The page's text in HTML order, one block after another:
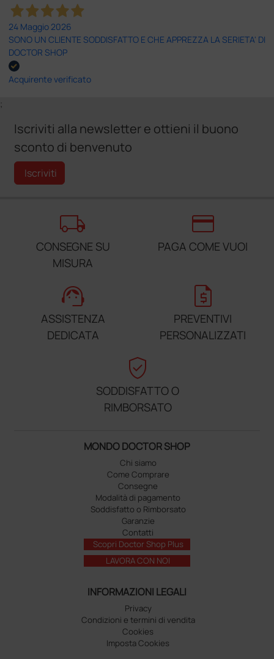
24 Maggio 2026
SONO UN CLIENTE SODDISFATTO E CHE APPREZZA LA SERIETA' DI
DOCTOR SHOP
Acquirente verificato
;
Iscriviti alla newsletter e ottieni il buono
sconto di benvenuto
Iscriviti
local_shipping
CONSEGNE SU
MISURA
credit_card
PAGA COME VUOI
support_agent
ASSISTENZA
DEDICATA
request_quote
PREVENTIVI
PERSONALIZZATI
verified_user
SODDISFATTO O
RIMBORSATO
MONDO DOCTOR SHOP
Chi siamo
Come Comprare
Consegne
Modalità di pagamento
Soddisfatto o Rimborsato
Garanzie
Contatti
Scopri Doctor Shop Plus
LAVORA CON NOI
INFORMAZIONI LEGALI
Privacy
Condizioni e termini di vendita
Cookies
Imposta Cookies